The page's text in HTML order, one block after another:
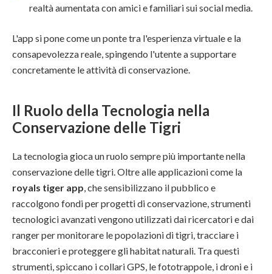
realtà aumentata con amici e familiari sui social media.
L'app si pone come un ponte tra l'esperienza virtuale e la
consapevolezza reale, spingendo l'utente a supportare
concretamente le attività di conservazione.
Il Ruolo della Tecnologia nella
Conservazione delle Tigri
La tecnologia gioca un ruolo sempre più importante nella
conservazione delle tigri. Oltre alle applicazioni come la
royals tiger app , che sensibilizzano il pubblico e
raccolgono fondi per progetti di conservazione, strumenti
tecnologici avanzati vengono utilizzati dai ricercatori e dai
ranger per monitorare le popolazioni di tigri, tracciare i
bracconieri e proteggere gli habitat naturali. Tra questi
strumenti, spiccano i collari GPS, le fototrappole, i droni e i